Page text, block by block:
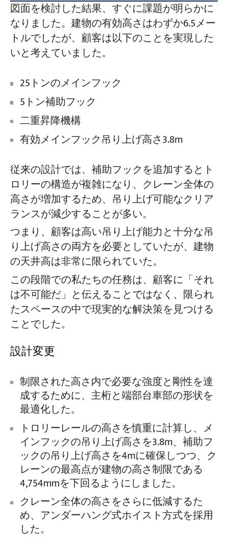
図面を検討した結果、すぐに課題が明らかに
なりました。建物の有効高さはわずか6.5メー
トルでしたが、顧客は以下のことを実現した
いと考えていました。
25トンのメインフック
5トン補助フック
二重昇降機構
有効メインフック吊り上げ高さ3.8m
従来の設計では、補助フックを追加するとト
ロリーの構造が複雑になり、クレーン全体の
高さが増加するため、吊り上げ可能なクリア
ランスが減少することが多い。
つまり、顧客は高い吊り上げ能力と十分な吊
り上げ高さの両方を必要としていたが、建物
の天井高は非常に限られていた。
この段階での私たちの任務は、顧客に「それ
は不可能だ」と伝えることではなく、限られ
たスペースの中で現実的な解決策を見つける
ことでした。
設計変更
制限された高さ内で必要な強度と剛性を達
成するために、主桁と端部台車部の形状を
最適化した。
トロリーレールの高さを慎重に計算し、メ
インフックの吊り上げ高さを3.8m、補助フ
ックの吊り上げ高さを4mに確保しつつ、ク
レーンの最高点が建物の高さ制限である
4,754mmを下回るようにしました。
クレーン全体の高さをさらに低減するた
め、アンダーハング式ホイスト方式を採用
した。